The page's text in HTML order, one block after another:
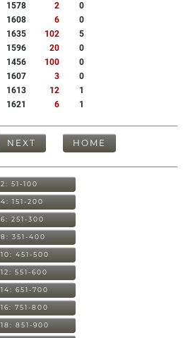
1578 2
0
1608 6
0
1635 102
5
1596 20
0
1456 100
0
1607 3
0
1613 12
1
1621 6 1
NEXT HOME
2: 51-100
4: 151-200
6: 251-300
8: 351-400
10: 451-500
12: 551-600
14: 651-700
16: 751-800
18: 851-900